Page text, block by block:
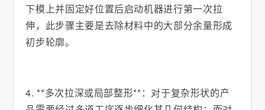
下模上并固定好位置后启动机器进行第一次拉
伸，此步骤主要是去除材料中的大部分余量形成
初步轮廓。
4. **多次拉深或局部整形**：对于复杂形状的产